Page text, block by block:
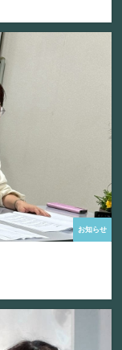
お知らせ